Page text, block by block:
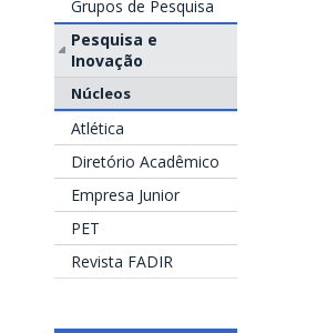
Grupos de Pesquisa
Pesquisa e
Inovação
Núcleos
Atlética
Diretório Acadêmico
Empresa Junior
PET
Revista FADIR